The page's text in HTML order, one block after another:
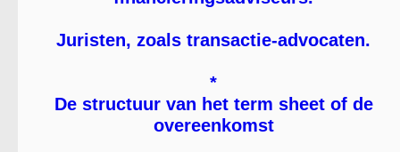
Juristen, zoals transactie-advocaten.
*
De structuur van het term sheet of de
overeenkomst